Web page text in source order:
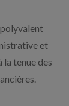
et
tenue des